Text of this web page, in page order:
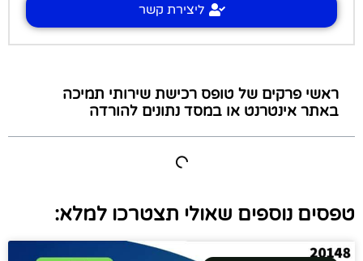
ליצירת קשר
ראשי פרקים של טופס רכישת שירותי תמיכה
באתר אינטרנט או במסד נתונים להורדה
טפסים נוספים שאולי תצטרכו למלא: